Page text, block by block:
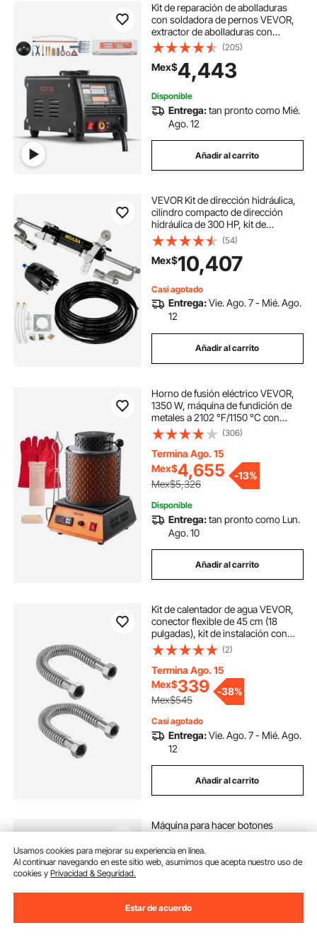
Kit de reparación de abolladuras
con soldadora de pernos VEVOR,
extractor de abolladuras con
soldadora por puntos de 3 kW con
soldadura automática/manual y 9
modos versátiles, máquina
extractora de abolladuras de 110 V
para reparación de abolladuras de
automóviles y camiones.
(205)
Mex$4,443
Disponible
Entrega:tan pronto como Mié.
Ago. 12
Añadir al carrito
VEVOR Kit de dirección hidráulica,
cilindro compacto de dirección
hidráulica de 300 HP, kit de
dirección hidráulica fueraborda con
bomba de timón para sistema de
dirección marina de barco
(54)
Mex$10,407
Casi agotado
Entrega:Vie. Ago. 7 - Mié. Ago.
12
Añadir al carrito
Horno de fusión eléctrico VEVOR,
1350 W, máquina de fundición de
metales a 2102 °F/1150 °C con
crisol cerámico de 3 kg, kit de
fundición de oro para joyería,
barras y componentes metálicos.
(306)
Termina Ago. 15
Mex$4,655
Mex$5,326
-13%
Disponible
Entrega:tan pronto como Lun.
Ago. 10
Añadir al carrito
Kit de calentador de agua VEVOR,
conector flexible de 45 cm (18
pulgadas), kit de instalación con
conexión de entrada y salida FIP de
2,5 cm x FIP de 2,5 cm (1 pulgada)
para baño, cocina, lavadero y sala
de calderas.
(2)
Termina Ago. 15
Mex$339
Mex$545
-38%
Casi agotado
Entrega:Vie. Ago. 7 - Mié. Ago.
12
Añadir al carrito
Máquina para hacer botones
de insignias de varios tamaños
(1+2,25 pulgadas), regalo DIY para
libro mágico.
(436)
2,530
Usamos cookies para mejorar su experiencia en línea.
Al continuar navegando en este sitio web, asumimos que acepta nuestro uso de
cookies yPrivacidad & Seguridad.
Estar de acuerdo